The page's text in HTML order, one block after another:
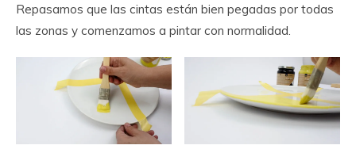
Repasamos que las cintas están bien pegadas por todas
las zonas y comenzamos a pintar con normalidad.